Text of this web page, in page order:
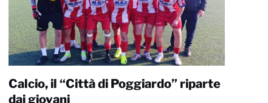
Calcio, il “Città di Poggiardo” riparte
dai giovani